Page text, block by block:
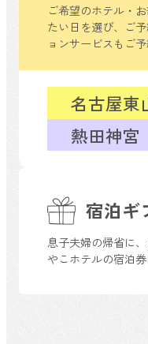
宿泊ギ
息子夫婦の帰省に
やこホテルの宿泊
ご希望のホテル・
たい日を選び、ご
ョンサービスもご
熱田神宮
名古屋東